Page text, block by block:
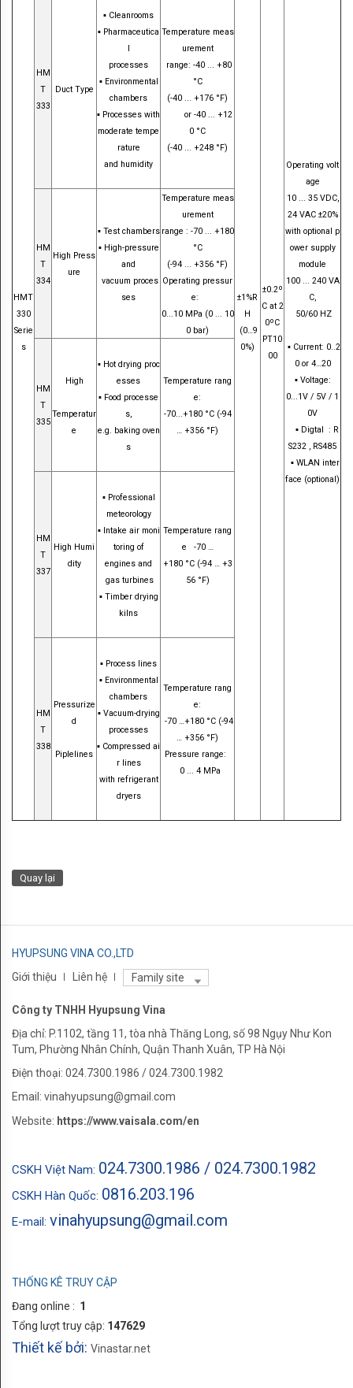
SEMICONDUCTOR
AUTOMOTIVE
Contact
Us
HMT
330
Serie
s
±1%R
H
(0…9
0%)
±0.2º
C at 2
0ºC
PT10
00
Operating volt
age
10 ... 35 VDC,
24 VAC ±20%
with optional p
ower supply
module
100 ... 240 VA
C,
50/60 HZ
▪Current: 0..2
0 or 4…20
▪Voltage:
0...1V / 5V / 1
0V
▪ Digtal : R
S232 , RS485
▪WLAN inter
face (optional)
HM
T
333
Duct Type
▪ Cleanrooms
▪ Pharmaceutica
l
processes
▪ Environmental
chambers
▪ Processes with
moderate tempe
rature
and humidity
Temperature meas
urement
range: -40 ... +80
°C
(-40 ... +176 °F)
or -40 ... +12
0 °C
(-40 ... +248 °F)
HM
T
334
High Press
ure
▪ Test chambers
▪ High-pressure
and
vacuum proces
ses
Temperature meas
urement
range : -70 ... +180
°C
(-94 ... +356 °F)
Operating pressur
e:
0...10 MPa (0 ... 10
0 bar)
HM
T
335
High
Temperatur
e
▪ Hot drying proc
esses
▪ Food processe
s,
e.g. baking oven
s
Temperature rang
e:
-70...+180 °C (-94
… +356 °F)
HM
T
337
High Humi
dity
▪ Professional
meteorology
▪ Intake air moni
toring of
engines and
gas turbines
▪ Timber drying
kilns
Temperature rang
e
-70 …
+180 °C (-94 … +3
56 °F)
HM
T
338
Pressurize
d
Piplelines
▪ Process lines
▪ Environmental
chambers
▪ Vacuum-drying
processes
▪ Compressed ai
r lines
with refrigerant
dryers
Temperature rang
e:
-70 …+180 °C (-94
… +356 °F)
Pressure range:
0 ... 4 MPa
Quay lại
HYUPSUNG VINA CO.,LTD
Giới thiệu
Liên hệ Family site
Công ty TNHH Hyupsung Vina
Địa chỉ: P.1102, tầng 11, tòa nhà Thăng Long, số 98 Ngụy Như Kon
Tum, Phường Nhân Chính, Quận Thanh Xuân, TP Hà Nội
Điện thoại: 024.7300.1986 / 024.7300.1982
Email: vinahyupsung@gmail.com
Website: https://www.vaisala.com/en
CSKH Việt Nam: 024.7300.1986 / 024.7300.1982
CSKH Hàn Quốc: 0816.203.196
E-mail: vinahyupsung@gmail.com
THỐNG KÊ TRUY CẬP
Đang online : 1
Tổng lượt truy cập: 147629
Thiết kế bởi: Vinastar.net